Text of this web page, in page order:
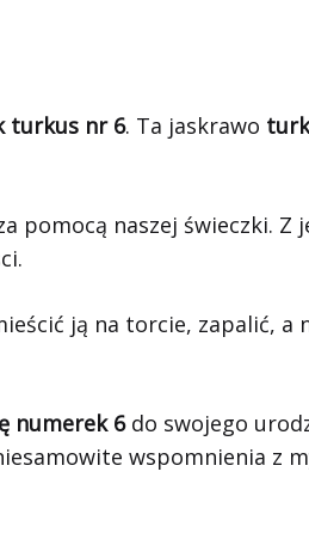
turkus nr 6. Ta jaskrawo
pomocą naszej świeczki. Z
ją na torcie, zapalić, a
numerek 6do swojego
wspomnienia z